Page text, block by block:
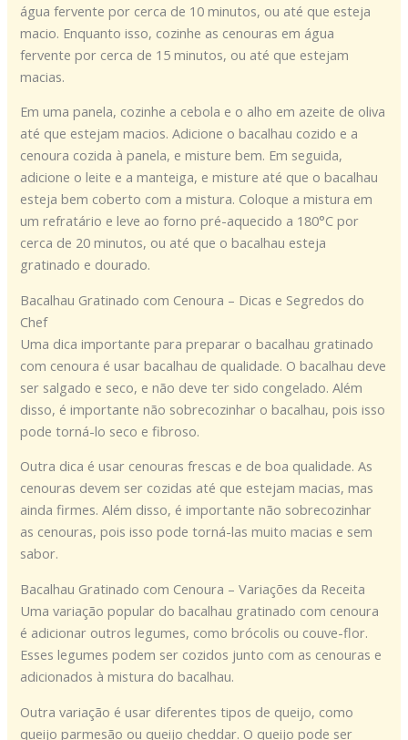
água fervente por cerca de 10 minutos, ou até que esteja
macio. Enquanto isso, cozinhe as cenouras em água
fervente por cerca de 15 minutos, ou até que estejam
macias.
Em uma panela, cozinhe a cebola e o alho em azeite de oliva
até que estejam macios. Adicione o bacalhau cozido e a
cenoura cozida à panela, e misture bem. Em seguida,
adicione o leite e a manteiga, e misture até que o bacalhau
esteja bem coberto com a mistura. Coloque a mistura em
um refratário e leve ao forno pré-aquecido a 180°C por
cerca de 20 minutos, ou até que o bacalhau esteja
gratinado e dourado.
Bacalhau Gratinado com Cenoura – Dicas e Segredos do
Chef
Uma dica importante para preparar o bacalhau gratinado
com cenoura é usar bacalhau de qualidade. O bacalhau deve
ser salgado e seco, e não deve ter sido congelado. Além
disso, é importante não sobrecozinhar o bacalhau, pois isso
pode torná-lo seco e fibroso.
Outra dica é usar cenouras frescas e de boa qualidade. As
cenouras devem ser cozidas até que estejam macias, mas
ainda firmes. Além disso, é importante não sobrecozinhar
as cenouras, pois isso pode torná-las muito macias e sem
sabor.
Bacalhau Gratinado com Cenoura – Variações da Receita
Uma variação popular do bacalhau gratinado com cenoura
é adicionar outros legumes, como brócolis ou couve-flor.
Esses legumes podem ser cozidos junto com as cenouras e
adicionados à mistura do bacalhau.
Outra variação é usar diferentes tipos de queijo, como
queijo parmesão ou queijo cheddar. O queijo pode ser